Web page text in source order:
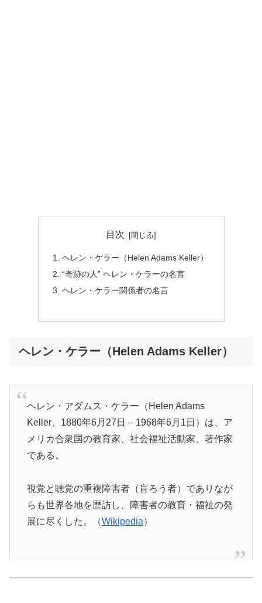
目次
ヘレン・ケラー（Helen Adams Keller）
“奇跡の人” ヘレン・ケラーの名言
ヘレン・ケラー関係者の名言
ヘレン・ケラー（Helen Adams Keller）
ヘレン・アダムス・ケラー（Helen Adams
Keller、1880年6月27日 – 1968年6月1日）は、ア
メリカ合衆国の教育家、社会福祉活動家、著作家
である。
視覚と聴覚の重複障害者（盲ろう者）でありなが
らも世界各地を歴訪し、障害者の教育・福祉の発
展に尽くした。（Wikipedia）